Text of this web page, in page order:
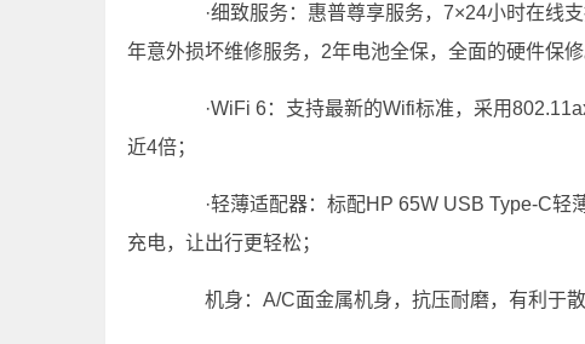
·细致服务：惠普尊享服务，7×24小时在线支
年意外损坏维修服务，2年电池全保，全面的硬件保修
·WiFi 6：支持最新的Wifi标准，采用
近4倍；
·轻薄适配器：标配HP 65W USB Type-C轻
充电，让出行更轻松；
机身：A/C面金属机身，抗压耐磨，有利于